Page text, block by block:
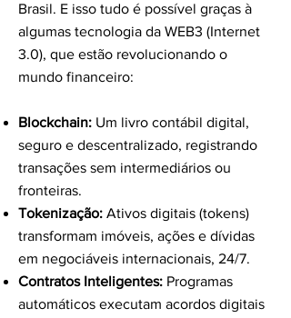
Brasil. E isso tudo é possível graças à
algumas tecnologia da WEB3 (Internet
3.0), que estão revolucionando o
mundo financeiro:
Blockchain: Um livro contábil digital,
seguro e descentralizado, registrando
transações sem intermediários ou
fronteiras.
Tokenização: Ativos digitais (tokens)
transformam imóveis, ações e dívidas
em negociáveis internacionais, 24/7.
Contratos Inteligentes: Programas
automáticos executam acordos digitais